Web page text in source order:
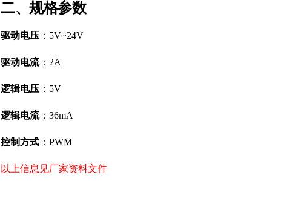
二、规格参数
驱动电压 ：5V~24V
驱动电流：2A
逻辑电压 ：5V
逻辑电流：36mA
控制方式 ：PWM
以上信息见厂家资料文件